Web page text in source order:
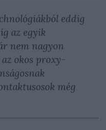
eddig
az egyik
nem nagyon
okos proxy-
még